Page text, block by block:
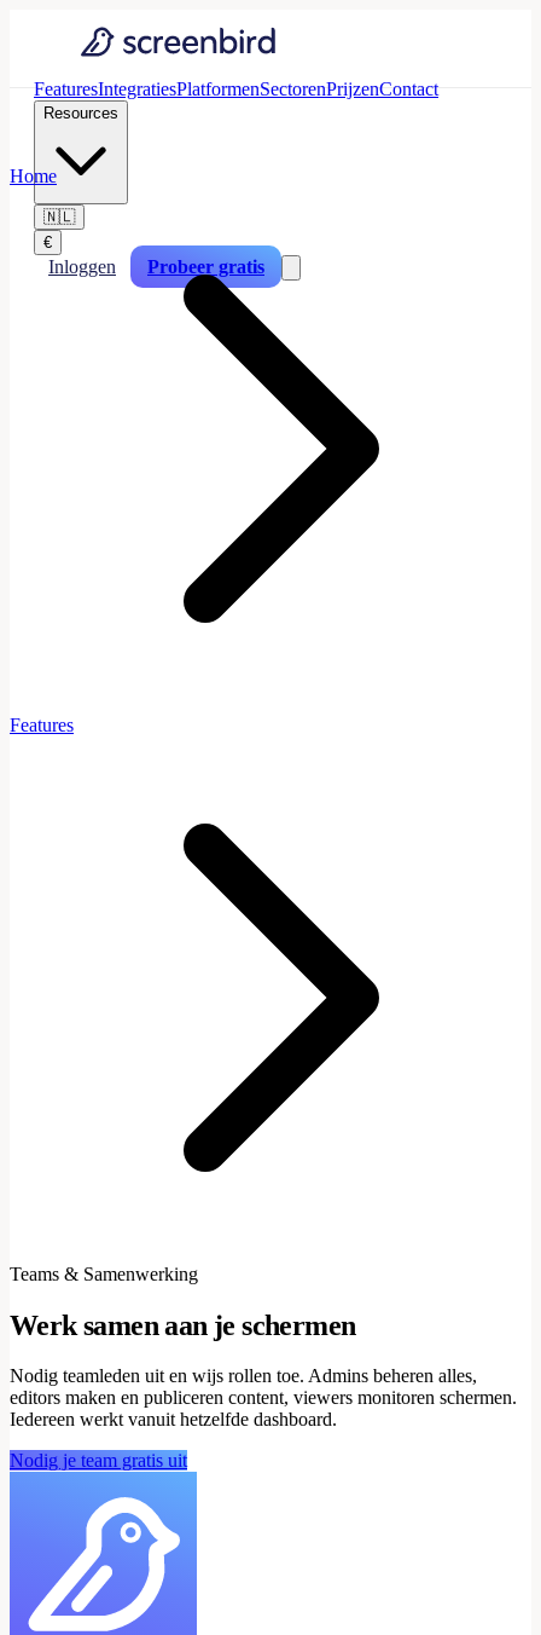
FeaturesIntegratiesPlatformenSectorenPrijzenContact
Resources
🇳🇱
€
Inloggen Probeer gratis
Home
Features
Teams & Samenwerking
Werk samen aan je schermen
Nodig teamleden uit en wijs rollen toe. Admins beheren alles,
editors maken en publiceren content, viewers monitoren schermen.
Iedereen werkt vanuit hetzelfde dashboard.
Nodig je team gratis uit